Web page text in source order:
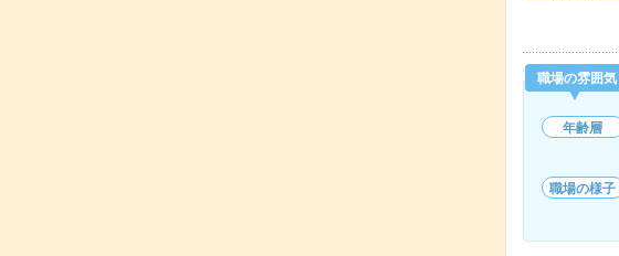
職場の雰囲気
年齢層
職場の様子